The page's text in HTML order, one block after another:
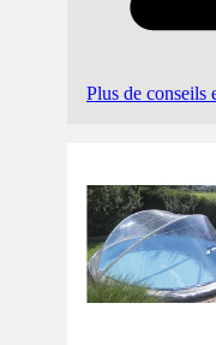
Plus de conseils